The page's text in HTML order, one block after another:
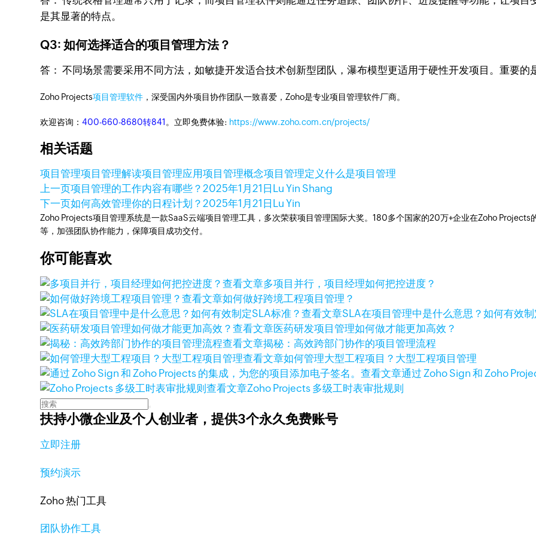
是其显著的特点。
Q3: 如何选择适合的项目管理方法？
答： 不同场景需要采用不同方法，如敏捷开发适合技术创新型团队，瀑布模型更适用于硬性开发项目。重要
Zoho Projects项目管理软件 ，深受国内外项目协作团队一致喜爱，Zoho是专业项目管理软件厂商。
欢迎咨询：400-660-8680转841 。立即免费体验: https://www.zoho.com.cn/projects/
相关话题
项目管理项目管理解读项目管理应用项目管理概念项目管理定义什么是项目管理
上一页项目管理的工作内容有哪些？2025年1月21日 Lu Yin Shang
下一页如何高效管理你的日程计划？2025年1月21日 Lu Yin
Zoho Projects项目管理系统是一款SaaS云端项目管理工具，多次荣获项目管理国际大奖。180多个国家的20万+企业在Zoho
等，加强团队协作能力，保障项目成功交付。
你可能喜欢
查看文章多项目并行，项目经理如何把控进度？
查看文章如何做好跨境工程项目管理？
查看文章SLA在项目管理中是什么意思？如何有效
查看文章医药研发项目管理如何做才能更加高效？
查看文章揭秘：高效跨部门协作的项目管理流程
查看文章如何管理大型工程项目？大型工程项目管理
查看文章通过 Zoho Sign 和 Zoho
查看文章Zoho Projects 多级工时表审批规则
扶持小微企业及个人创业者，提供3个永久免费账号
立即注册
预约演示
Zoho 热门工具
团队协作工具